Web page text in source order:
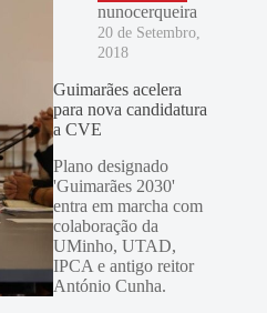
nunocerqueira
20 de Setembro,
2018
Guimarães acelera
para nova candidatura
a CVE
Plano designado
'Guimarães 2030'
entra em marcha com
colaboração da
UMinho, UTAD,
IPCA e antigo reitor
António Cunha.